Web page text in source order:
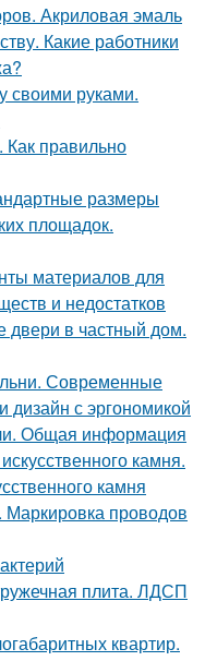
Акриловая эмаль
Какие работники
своими руками.
правильно
размеры
площадок.
материалов для
и недостатков
двери в частный дом.
Современные
дизайн с эргономикой
Общая информация
камня.
камня
Маркировка проводов
плита. ЛДСП
квартир.